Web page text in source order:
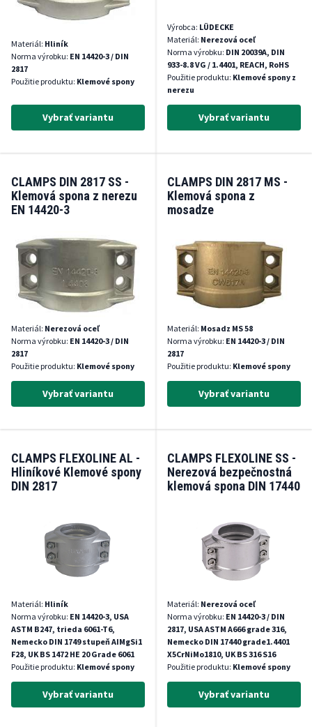
Materiál: Hliník
Norma výrobku: EN 14420-3 / DIN
2817
Použitie produktu: Klemové spony
Vybrať variantu
Výrobca: LÜDECKE
Materiál: Nerezová oceľ
Norma výrobku: DIN 20039A, DIN
933-8.8 VG / 1.4401, REACH, RoHS
Použitie produktu: Klemové spony z
nerezu
Vybrať variantu
CLAMPS DIN 2817 SS -
Klemová spona z nerezu
EN 14420-3
Materiál: Nerezová oceľ
Norma výrobku: EN 14420-3 / DIN
2817
Použitie produktu: Klemové spony
Vybrať variantu
CLAMPS DIN 2817 MS -
Klemová spona z
mosadze
Materiál: Mosadz MS 58
Norma výrobku: EN 14420-3 / DIN
2817
Použitie produktu: Klemové spony
Vybrať variantu
CLAMPS FLEXOLINE AL -
Hliníkové Klemové spony
DIN 2817
Materiál: Hliník
Norma výrobku: EN 14420-3, USA
ASTM B247, trieda 6061-T6,
Nemecko DIN 1749 stupeň AIMgSi1
F28, UK BS 1472 HE 20 Grade 6061
Použitie produktu: Klemové spony
Vybrať variantu
CLAMPS FLEXOLINE SS -
Nerezová bezpečnostná
klemová spona DIN 17440
Materiál: Nerezová oceľ
Norma výrobku: EN 14420-3 / DIN
2817, USA ASTM A666 grade 316,
Nemecko DIN 17440 grade1.4401
X5CrNiMo1810, UK BS 316 S16
Použitie produktu: Klemové spony
Vybrať variantu